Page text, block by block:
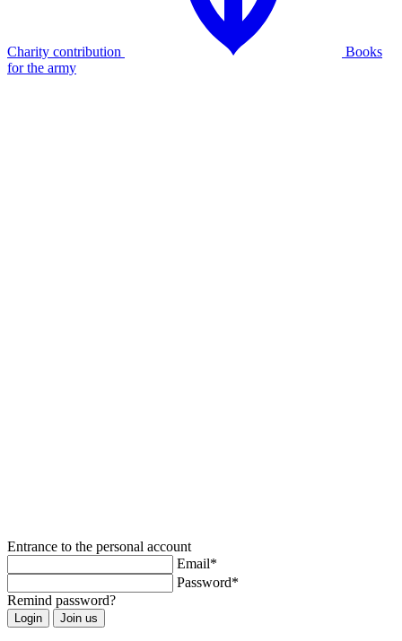
Charity contribution
Books
for the army
Entrance to the personal account
Email*
Password*
Remind password?